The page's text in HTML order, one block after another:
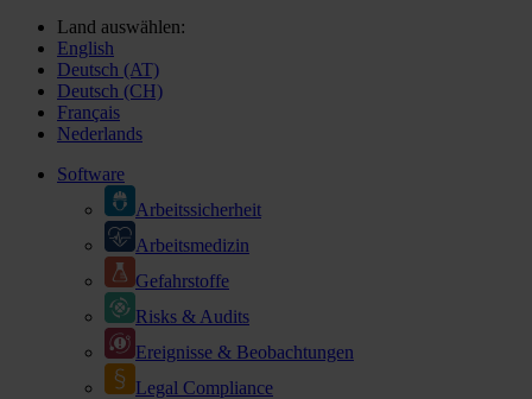
Land auswählen:
English
Deutsch (AT)
Deutsch (CH)
Français
Nederlands
Software
Arbeitssicherheit
Arbeitsmedizin
Gefahrstoffe
Risks & Audits
Ereignisse & Beobachtungen
Legal Compliance